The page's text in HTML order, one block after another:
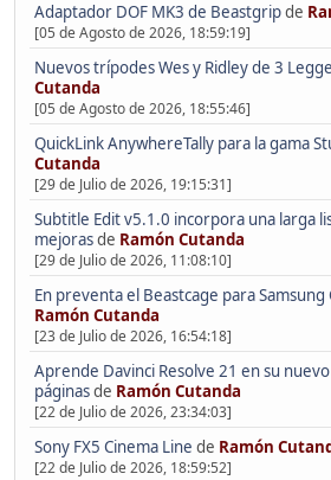
Adaptador DOF MK3 de Beastgripde
[05 de Agosto de 2026, 18:59:19]
Nuevos trípodes Wes y Ridley de 3
Cutanda
[05 de Agosto de 2026, 18:55:46]
QuickLink AnywhereTally para la gama
Cutanda
[29 de Julio de 2026, 19:15:31]
Subtitle Edit v5.1.0 incorpora una larga
mejorasde Ramón Cutanda
[29 de Julio de 2026, 11:08:10]
En preventa el Beastcage para Samsung
Ramón Cutanda
[23 de Julio de 2026, 16:54:18]
Aprende Davinci Resolve 21 en su
páginasde Ramón Cutanda
[22 de Julio de 2026, 23:34:03]
Sony FX5 Cinema Line de Ramón
[22 de Julio de 2026, 18:59:52]